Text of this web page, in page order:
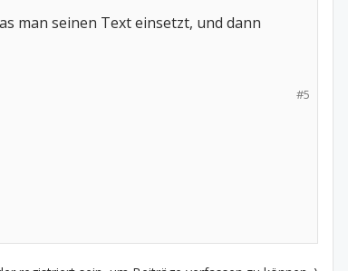
man seinen Text einsetzt, und dann
#5